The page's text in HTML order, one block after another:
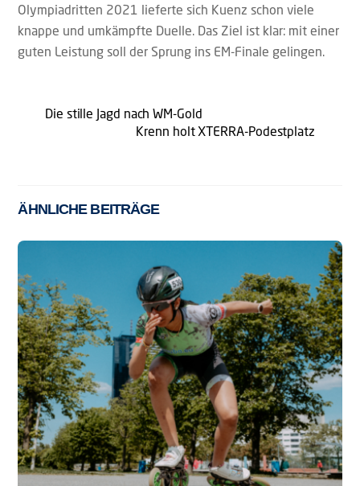
Olympiadritten 2021 lieferte sich Kuenz schon viele
knappe und umkämpfte Duelle. Das Ziel ist klar: mit einer
guten Leistung soll der Sprung ins EM-Finale gelingen.
Die stille Jagd nach WM-Gold
Krenn holt XTERRA-Podestplatz
ÄHNLICHE BEITRÄGE